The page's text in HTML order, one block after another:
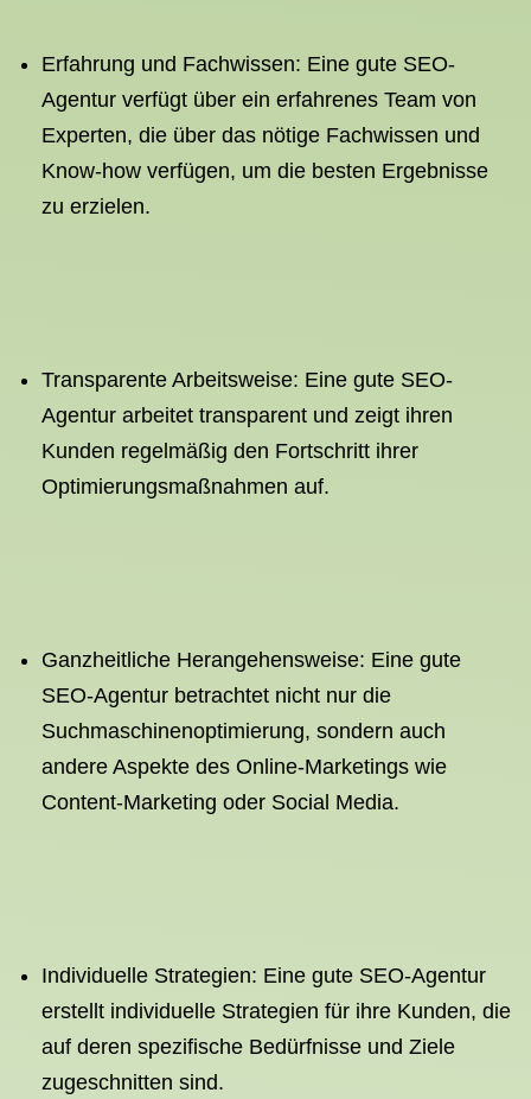
Erfahrung und Fachwissen: Eine gute SEO-
Agentur verfügt über ein erfahrenes Team von
Experten, die über das nötige Fachwissen und
Know-how verfügen, um die besten Ergebnisse
zu erzielen.
Transparente Arbeitsweise: Eine gute SEO-
Agentur arbeitet transparent und zeigt ihren
Kunden regelmäßig den Fortschritt ihrer
Optimierungsmaßnahmen auf.
Ganzheitliche Herangehensweise: Eine gute
SEO-Agentur betrachtet nicht nur die
Suchmaschinenoptimierung, sondern auch
andere Aspekte des Online-Marketings wie
Content-Marketing oder Social Media.
Individuelle Strategien: Eine gute SEO-Agentur
erstellt individuelle Strategien für ihre Kunden, die
auf deren spezifische Bedürfnisse und Ziele
zugeschnitten sind.